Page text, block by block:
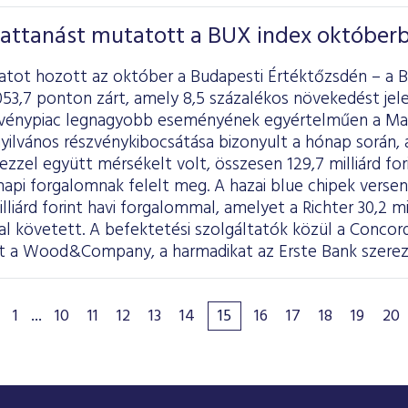
mutatott a BUX index
hozott az október a Budapesti Értéktőzsdén – a
ponton zárt, amely 8,5 százalékos növekedést
legnagyobb eseményének egyértelműen a
részvénykibocsátása bizonyult a hónap során,
együtt mérsékelt volt, összesen 129,7 milliárd
forgalomnak felelt meg. A hazai blue chipek
forint havi forgalommal, amelyet a Richter 30,2
követett. A befektetési szolgáltatók közül a
a Wood&Company, a harmadikat az Erste Bank
1 ... 10 11 12 13 14 15 16 17 18 19 20